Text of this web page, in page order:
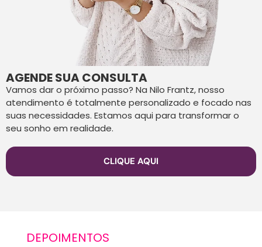
AGENDE SUA CONSULTA
Vamos dar o próximo passo? Na Nilo Frantz, nosso
atendimento é totalmente personalizado e focado nas
suas necessidades. Estamos aqui para transformar o
seu sonho em realidade.
CLIQUE AQUI
DEPOIMENTOS